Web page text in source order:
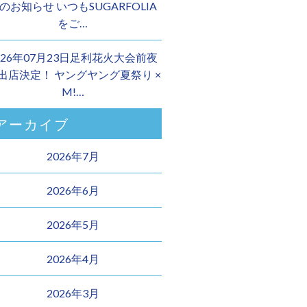
お知らせ いつもSUGARFOLIA
をご…
年07月23日足利花火大会前夜
店決定！ ヤングヤング夏祭り ×
M!…
ーカイブ
2026年7月
2026年6月
2026年5月
2026年4月
2026年3月